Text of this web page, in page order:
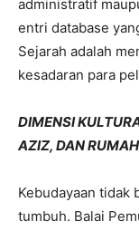
administratif
entri database
Sejarah adalah
kesadaran para
DIMENSI
AZIZ, DAN
Kebudayaan tidak
tumbuh. Balai